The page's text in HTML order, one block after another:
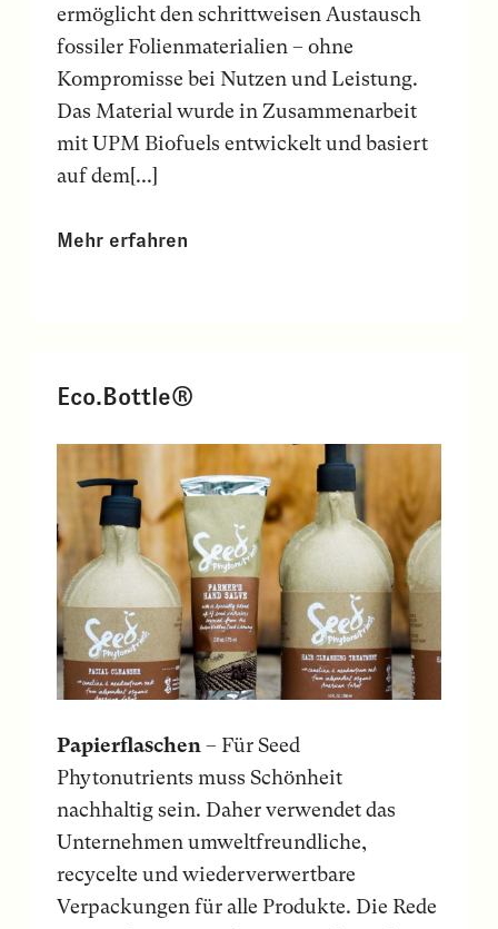
ermöglicht den schrittweisen Austausch
fossiler Folienmaterialien – ohne
Kompromisse bei Nutzen und Leistung.
Das Material wurde in Zusammenarbeit
mit UPM Biofuels entwickelt und basiert
auf dem[...]
Mehr erfahren
Eco.Bottle®
Papierflaschen – Für Seed
Phytonutrients muss Schönheit
nachhaltig sein. Daher verwendet das
Unternehmen umweltfreundliche,
recycelte und wiederverwertbare
Verpackungen für alle Produkte. Die Rede